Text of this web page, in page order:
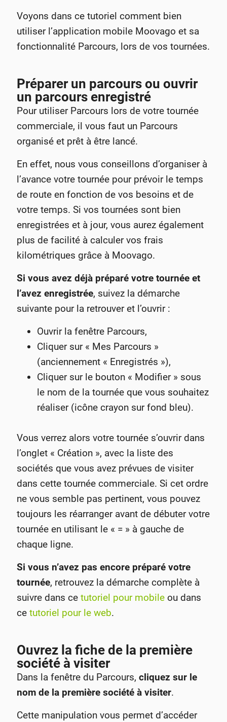
Voyons dans ce tutoriel comment bien
utiliser l’application mobile Moovago et sa
fonctionnalité Parcours, lors de vos tournées.
Préparer un parcours ou ouvrir
un parcours enregistré
Pour utiliser Parcours lors de votre tournée
commerciale, il vous faut un Parcours
organisé et prêt à être lancé.
En effet, nous vous conseillons d’organiser à
l’avance votre tournée pour prévoir le temps
de route en fonction de vos besoins et de
votre temps. Si vos tournées sont bien
enregistrées et à jour, vous aurez également
plus de facilité à calculer vos frais
kilométriques grâce à Moovago.
Si vous avez déjà préparé votre tournée et
l’avez enregistrée, suivez la démarche
suivante pour la retrouver et l’ouvrir :
Ouvrir la fenêtre Parcours,
Cliquer sur « Mes Parcours »
(anciennement « Enregistrés »),
Cliquer sur le bouton « Modifier » sous
le nom de la tournée que vous souhaitez
réaliser (icône crayon sur fond bleu).
Vous verrez alors votre tournée s’ouvrir dans
l’onglet « Création », avec la liste des
sociétés que vous avez prévues de visiter
dans cette tournée commerciale. Si cet ordre
ne vous semble pas pertinent, vous pouvez
toujours les réarranger avant de débuter votre
tournée en utilisant le « = » à gauche de
chaque ligne.
Si vous n’avez pas encore préparé votre
tournée, retrouvez la démarche complète à
suivre dans cetutoriel pour mobile ou dans
cetutoriel pour le web.
Ouvrez la fiche de la première
société à visiter
Dans la fenêtre du Parcours,cliquez sur le
nom de la première société à visiter.
Cette manipulation vous permet d’accéder